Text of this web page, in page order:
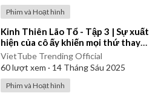
Phim và Hoạt hình
⁣Kinh Thiên Lão Tổ - Tập 3 | Sự xuất
hiện của cô ấy khiến mọi thứ thay
đổi...
VietTube Trending Official
60lượt xem · 14 Tháng Sáu 2025
Phim và Hoạt hình